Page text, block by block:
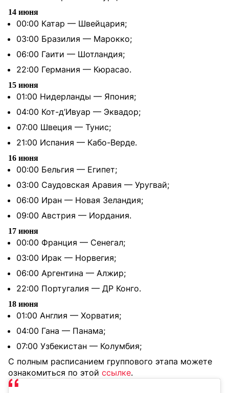
14 июня
00:00 Катар — Швейцария;
03:00 Бразилия — Марокко;
06:00 Гаити — Шотландия;
22:00 Германия — Кюрасао.
15 июня
01:00 Нидерланды — Япония;
04:00 Кот-д’Ивуар — Эквадор;
07:00 Швеция — Тунис;
21:00 Испания — Кабо-Верде.
16 июня
00:00 Бельгия — Египет;
03:00 Саудовская Аравия — Уругвай;
06:00 Иран — Новая Зеландия;
09:00 Австрия — Иордания.
17 июня
00:00 Франция — Сенегал;
03:00 Ирак — Норвегия;
06:00 Аргентина — Алжир;
22:00 Португалия — ДР Конго.
18 июня
01:00 Англия — Хорватия;
04:00 Гана — Панама;
07:00 Узбекистан — Колумбия;
С полным расписанием группового этапа можете
ознакомиться по этой ссылке.